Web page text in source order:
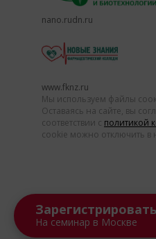
На семинар в Москве
nano.rudn.ru
www.fknz.ru
Мы используем файлы
Оставаясь на сайте, вы
соответствии с политикой
cookie можно отключить в
Разработка и продвижение